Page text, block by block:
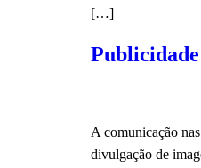
[…]
A comunicação
divulgação de